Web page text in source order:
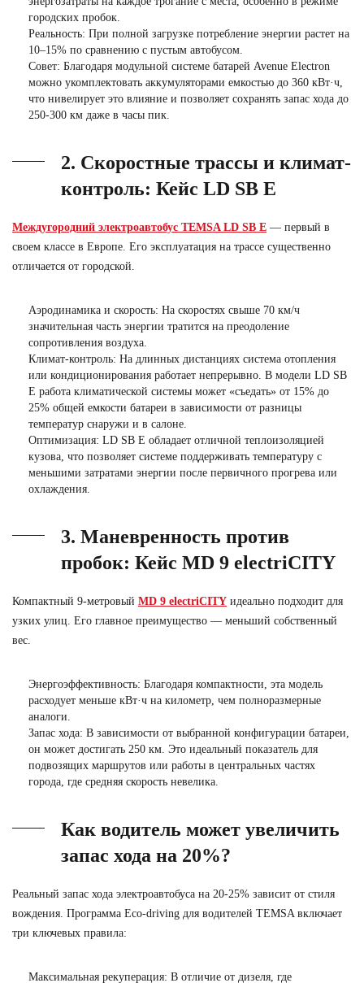
городских пробок.
Реальность: При полной загрузке потребление энергии растет на
10–15% по сравнению с пустым автобусом.
Совет: Благодаря модульной системе батарей Avenue Electron
можно укомплектовать аккумуляторами емкостью до 360 кВт·ч,
что нивелирует это влияние и позволяет сохранять запас хода до
250-300 км даже в часы пик.
2. Скоростные трассы и климат-
контроль: Кейс LD SB E
Междугородний электроавтобус TEMSA LD SB E — первый в
своем классе в Европе. Его эксплуатация на трассе существенно
отличается от городской.
Аэродинамика и скорость: На скоростях свыше 70 км/ч
значительная часть энергии тратится на преодоление
сопротивления воздуха.
Климат-контроль: На длинных дистанциях система отопления
или кондиционирования работает непрерывно. В модели LD SB
E работа климатической системы может «съедать» от 15% до
25% общей емкости батареи в зависимости от разницы
температур снаружи и в салоне.
Оптимизация: LD SB E обладает отличной теплоизоляцией
кузова, что позволяет системе поддерживать температуру с
меньшими затратами энергии после первичного прогрева или
охлаждения.
3. Маневренность против
пробок: Кейс MD 9 electriCITY
Компактный 9-метровый MD 9 electriCITY идеально подходит для
узких улиц. Его главное преимущество — меньший собственный
вес.
Энергоэффективность: Благодаря компактности, эта модель
расходует меньше кВт·ч на километр, чем полноразмерные
аналоги.
Запас хода: В зависимости от выбранной конфигурации батареи,
он может достигать 250 км. Это идеальный показатель для
подвозящих маршрутов или работы в центральных частях
города, где средняя скорость невелика.
Как водитель может увеличить
запас хода на 20%?
Реальный запас хода электроавтобуса на 20-25% зависит от стиля
вождения. Программа Eco-driving для водителей TEMSA включает
три ключевых правила:
Максимальная рекуперация: В отличие от дизеля, где